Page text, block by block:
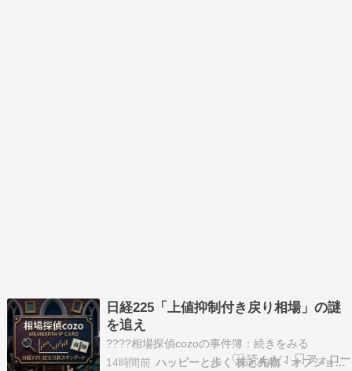
日経225「上値抑制付き戻り相場」の謎
を追え
????️相場探偵cozoの事件簿：続きをみる
14時間前
ハッピーと歩く 株と先物・オプションの道